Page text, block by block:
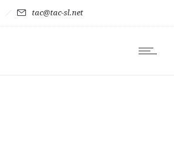
tac@tac-sl.net